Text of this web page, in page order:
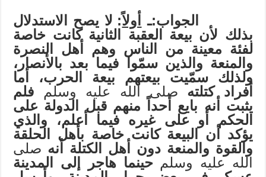
الجواب:ـ
أولاً: لا يصح الاستدلال
بذلك لأن بيعة العقبة الثانية كانت خاصة
لفئة معينة من الناس وهم أهل النصرة
والمنعة والذين سمّوا فيما بعد بالأنصار،
ولذلك سمّيت بيعتهم بيعة الحرب، أما
أفراد كتلته صلى الله عليه وسلم فلم
يثبت أنه بايع أحداً منهم قبل الدولة على
الحكم أو على غيره فيما أعلم، والذي
يؤكد أن البيعة كانت خاصة بأهل الحلقة
والقوة والمنعة دون أهل الكتلة أنه صلى
الله عليه وسلم حينما هاجر إلى المدينة